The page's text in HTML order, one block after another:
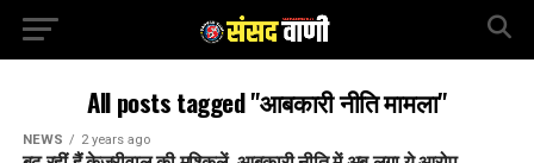
All posts tagged "आबकारी नीति मामला"
NEWS 2 years ago